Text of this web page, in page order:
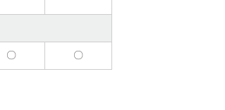
〇 〇